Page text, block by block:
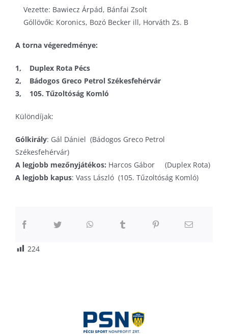
Vezette: Bawiecz Árpád, Bánfai Zsolt
Góllövők: Koronics, Bozó Becker ill, Horváth Zs. B
A torna végeredménye:
1, Duplex Rota Pécs
2, Bádogos Greco Petrol Székesfehérvár
3, 105. Tűzoltóság Komló
Különdíjak:
Gólkirály: Gál Dániel (Bádogos Greco Petrol
Székesfehérvár)
A legjobb mezőnyjátékos: Harcos Gábor (Duplex Rota)
A legjobb kapus: Vass László (105. Tűzoltóság Komló)
224